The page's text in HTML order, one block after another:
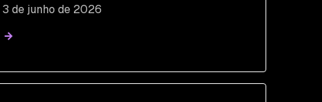
3 de junho de 2026